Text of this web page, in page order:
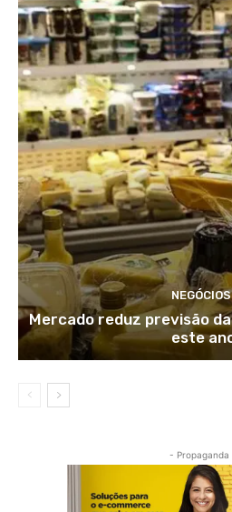
NEGÓCIOS
Mercado reduz previsão
este
- Propaganda